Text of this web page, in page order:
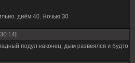
днём 40. Ночью 30
подул наконец, дым развеялся и будто